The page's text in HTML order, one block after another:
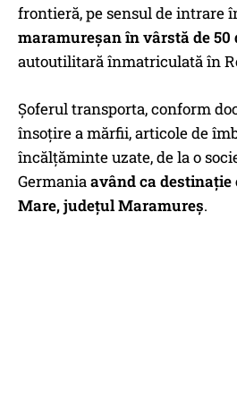
frontieră, pe sensul de intrare
maramureșan în vârstă de 50
autoutilitară înmatriculată în
Șoferul transporta, conform
însoțire a mărfii, articole de
încălțăminte uzate, de la o
Germaniaavând ca
Mare, județul Maramureș.